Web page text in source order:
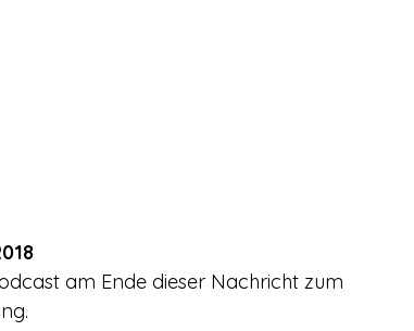
am Ende dieser Nachricht zum